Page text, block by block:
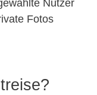
Nutzer
Fotos